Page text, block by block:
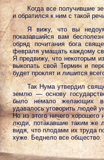
Когда все получившие
и обратился к ним с такой
Я вижу, что вы
показавшийся вам
обряд почитания бога
февраля умащать каждому
Я предвижу, что некоторым
выкопать свой Термин и
будет проклят и лишится
Так Нума утвердил
землю — основу
было немало желающих
удавалось уговорить людей
Но из этого ничего хорошего
люди, потакавшие таким же
видя, что плодами их труда
хуже. Беднело все